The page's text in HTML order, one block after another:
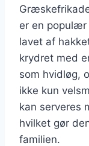
er en
lavet af
krydret med
som hvidløg,
ikke kun
kan serveres
hvilket gør
familien.